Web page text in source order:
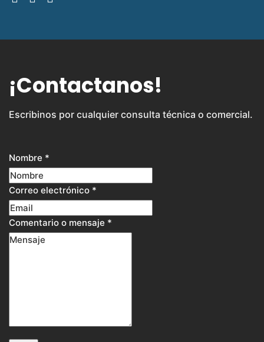
¡Contactanos!
Escribinos por cualquier consulta técnica o comercial.
Nombre *
Correo electrónico *
Comentario o mensaje *